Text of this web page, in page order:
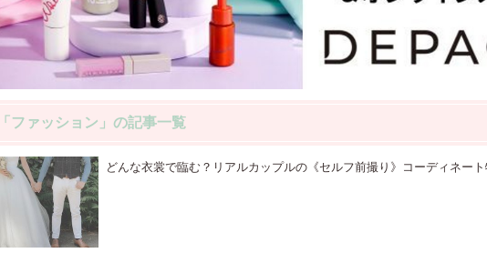
「ファッション」の記事一覧
どんな衣裳で臨む？リアルカップルの《セルフ前撮り》コーディネー